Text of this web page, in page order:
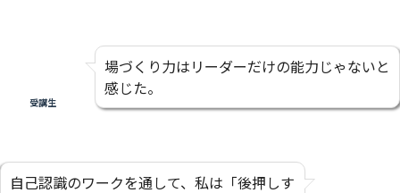
受講生
場づくり力はリーダーだけの能力じゃないと
感じた。
自己認識のワークを通して、私は「後押しす